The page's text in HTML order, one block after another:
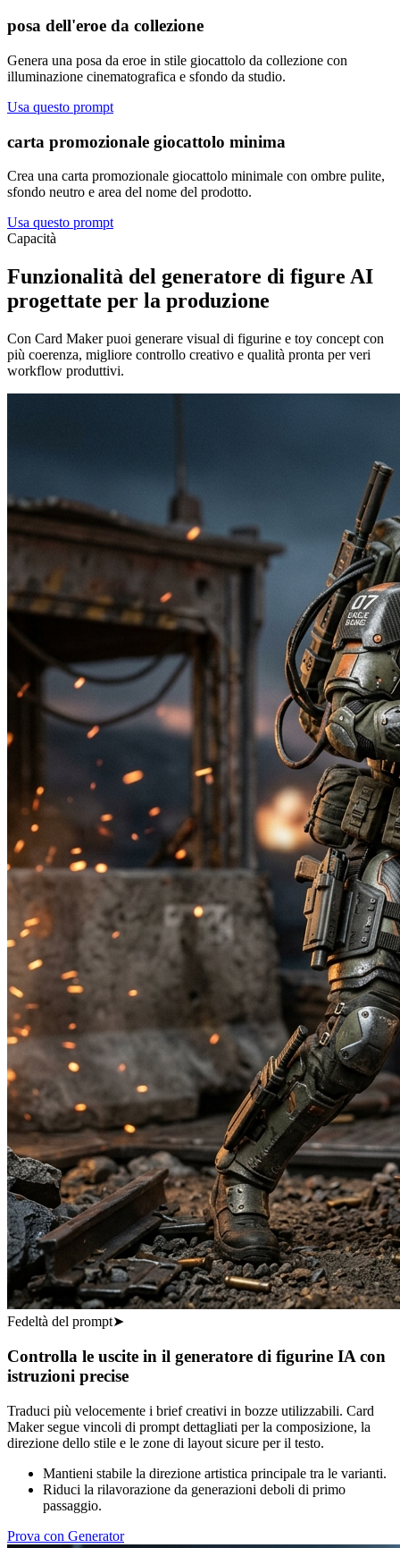
posa dell'eroe da collezione
Genera una posa da eroe in stile giocattolo da collezione con
illuminazione cinematografica e sfondo da studio.
Usa questo prompt
carta promozionale giocattolo minima
Crea una carta promozionale giocattolo minimale con ombre pulite,
sfondo neutro e area del nome del prodotto.
Usa questo prompt
Capacità
Funzionalità del generatore di figure AI
progettate per la produzione
Con Card Maker puoi generare visual di figurine e toy concept con
più coerenza, migliore controllo creativo e qualità pronta per veri
workflow produttivi.
Fedeltà del prompt➤
Controlla le uscite in il generatore di figurine IA con
istruzioni precise
Traduci più velocemente i brief creativi in bozze utilizzabili. Card
Maker segue vincoli di prompt dettagliati per la composizione, la
direzione dello stile e le zone di layout sicure per il testo.
Mantieni stabile la direzione artistica principale tra le varianti.
Riduci la rilavorazione da generazioni deboli di primo
passaggio.
Prova con Generator